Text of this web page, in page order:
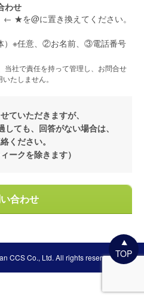
わせ
★を@に置き換えてください。
）※任意、②お名前、③電話番号
社で責任を持って管理し、お問合せ
たしません。
ていただきますが、
ても、回答がない場合は、
ください。
ークを除きます）
合わせ
TOP
CCS Co., Ltd. All rights reserved.